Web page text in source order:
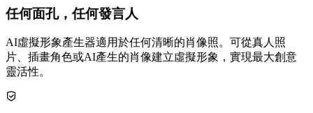
任何面孔，任何發言人
AI虛擬形象產生器適用於任何清晰的肖像照。可從真人照
片、插畫角色或AI產生的肖像建立虛擬形象，實現最大創意
靈活性。